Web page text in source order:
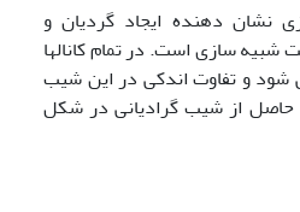
نشان دهنده ایجاد گردیان و
آن در طول 24 ساعت شبیه سازی است. در تمام کانالها
و تفاوت اندکی در این شیب
حاصل از شیب گرادیانی در شکل